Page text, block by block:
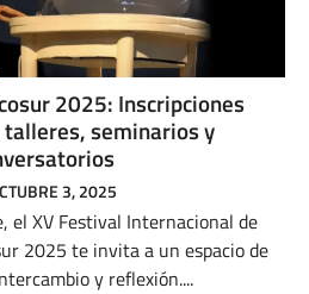
2025: Inscripciones
seminarios y
3, 2025
el XV Festival Internacional de
2025 te invita a un espacio de
y reflexión....